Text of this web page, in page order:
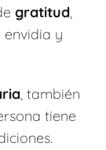
gratitud,
envidia y
, también
tiene